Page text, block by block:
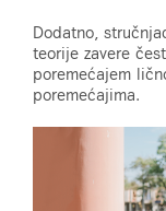
Dodatno,
teorije zavere
poremećajem
poremećajima.